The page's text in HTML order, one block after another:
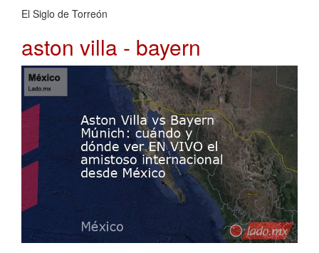
El Siglo de Torreón
aston villa - bayern